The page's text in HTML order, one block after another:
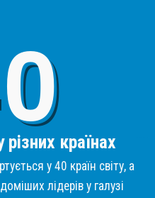
країнах
у 40 країн світу, а
лідерів у галузі